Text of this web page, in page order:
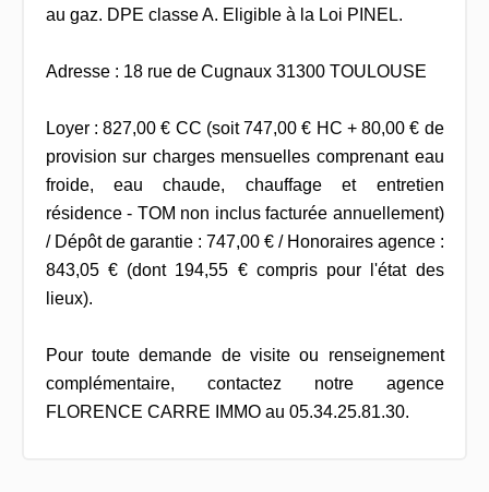
au gaz. DPE classe A. Eligible à la Loi PINEL.
Adresse : 18 rue de Cugnaux 31300 TOULOUSE
Loyer : 827,00 € CC (soit 747,00 € HC + 80,00 € de
provision sur charges mensuelles comprenant eau
froide, eau chaude, chauffage et entretien
résidence - TOM non inclus facturée annuellement)
/ Dépôt de garantie : 747,00 € / Honoraires agence :
843,05 € (dont 194,55 € compris pour l'état des
lieux).
Pour toute demande de visite ou renseignement
complémentaire, contactez notre agence
FLORENCE CARRE IMMO au 05.34.25.81.30.